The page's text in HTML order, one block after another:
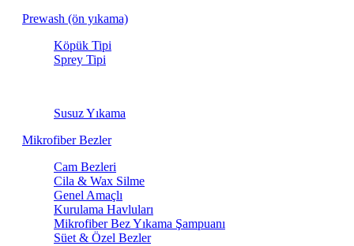
Prewash (ön yıkama)
Köpük Tipi
Sprey Tipi
Susuz Yıkama
Mikrofiber Bezler
Cam Bezleri
Cila & Wax Silme
Genel Amaçlı
Kurulama Havluları
Mikrofiber Bez Yıkama Şampuanı
Süet & Özel Bezler